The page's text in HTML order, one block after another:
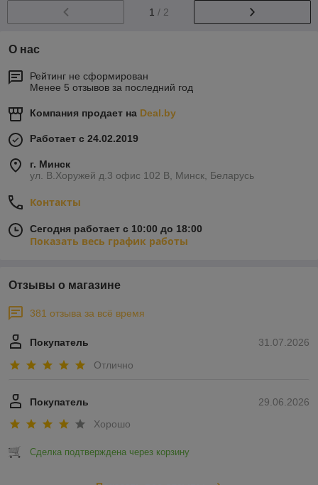
1 / 2
О нас
Рейтинг не сформирован
Менее 5 отзывов за последний год
Компания продает на Deal.by
Работает с 24.02.2019
г. Минск
ул. В.Хоружей д.3 офис 102 В, Минск, Беларусь
Контакты
Сегодня работает с 10:00 до 18:00
Показать весь график работы
Отзывы о магазине
381 отзыва за всё время
31.07.2026
Покупатель
Отлично
29.06.2026
Покупатель
Хорошо
Сделка подтверждена через корзину